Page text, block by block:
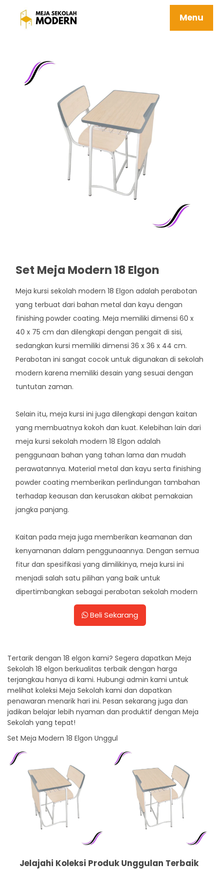
Menu
Meja Sekolah Mebel Berkualitas Mudah
Perawatan Tahan Karat 18 Elgon
Set Meja Modern 18 Elgon
Meja kursi sekolah modern 18 Elgon adalah perabotan
yang terbuat dari bahan metal dan kayu dengan
finishing powder coating. Meja memiliki dimensi 60 x
40 x 75 cm dan dilengkapi dengan pengait di sisi,
sedangkan kursi memiliki dimensi 36 x 36 x 44 cm.
Perabotan ini sangat cocok untuk digunakan di sekolah
modern karena memiliki desain yang sesuai dengan
tuntutan zaman.
Selain itu, meja kursi ini juga dilengkapi dengan kaitan
yang membuatnya kokoh dan kuat. Kelebihan lain dari
meja kursi sekolah modern 18 Elgon adalah
penggunaan bahan yang tahan lama dan mudah
perawatannya. Material metal dan kayu serta finishing
powder coating memberikan perlindungan tambahan
terhadap keausan dan kerusakan akibat pemakaian
jangka panjang.
Kaitan pada meja juga memberikan keamanan dan
kenyamanan dalam penggunaannya. Dengan semua
fitur dan spesifikasi yang dimilikinya, meja kursi ini
menjadi salah satu pilihan yang baik untuk
dipertimbangkan sebagai perabotan sekolah modern
Beli Sekarang
Tertarik dengan 18 elgon kami? Segera dapatkan Meja
Sekolah 18 elgon berkualitas terbaik dengan harga
terjangkau hanya di kami. Hubungi admin kami untuk
melihat koleksi Meja Sekolah kami dan dapatkan
penawaran menarik hari ini. Pesan sekarang juga dan
jadikan belajar lebih nyaman dan produktif dengan Meja
Sekolah yang tepat!
Set Meja Modern 18 Elgon Unggul
Jelajahi Koleksi Produk Unggulan Terbaik